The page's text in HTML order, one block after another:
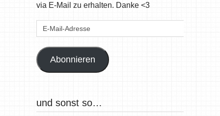
via E-Mail zu erhalten. Danke <3
E-
Abonnieren
und sonst so…